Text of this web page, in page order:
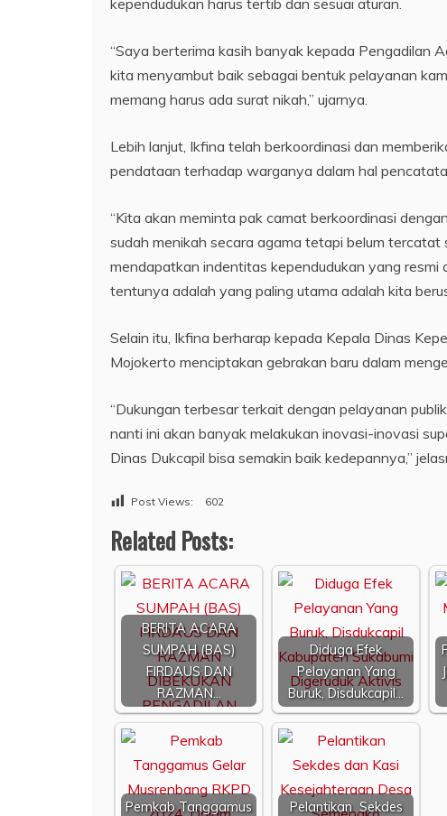
kependudukan harus tertib dan sesuai aturan.
“Saya berterima kasih banyak kepada Pengadilan
kita menyambut baik sebagai bentuk pelayanan
memang harus ada surat nikah,” ujarnya.
Lebih lanjut, Ikfina telah berkoordinasi dan
pendataan terhadap warganya dalam hal
“Kita akan meminta pak camat berkoordinasi
sudah menikah secara agama tetapi belum
mendapatkan indentitas kependudukan yang resmi
tentunya adalah yang paling utama adalah kita
Selain itu, Ikfina berharap kepada Kepala Dinas
Mojokerto menciptakan gebrakan baru dalam
“Dukungan terbesar terkait dengan pelayanan
nanti ini akan banyak melakukan inovasi-inovasi
Dinas Dukcapil bisa semakin baik kedepannya,”
Post Views: 602
Related Posts:
BERITA ACARA
SUMPAH (BAS)
FIRDAUS DAN
RAZMAN…
Diduga Efek
Pelayanan Yang
Buruk, Disdukcapil…
Pemkab Tanggamus
Pelantikan Sekdes